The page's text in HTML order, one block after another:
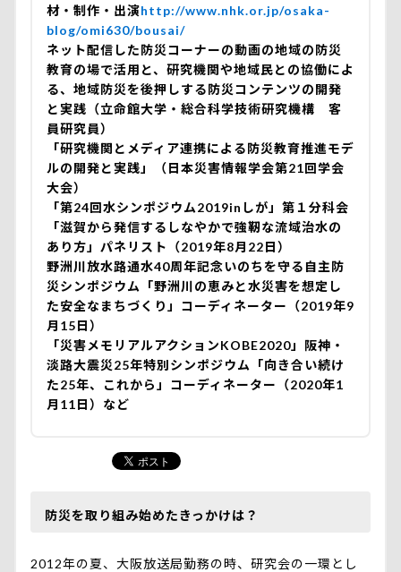
材・制作・出演http://www.nhk.or.jp/osaka-
blog/omi630/bousai/
ネット配信した防災コーナーの動画の地域の防災
教育の場で活用と、研究機関や地域民との協働によ
る、地域防災を後押しする防災コンテンツの開発
と実践（立命館大学・総合科学技術研究機構 客
員研究員）
「研究機関とメディア連携による防災教育推進モデ
ルの開発と実践」（日本災害情報学会第21回学会
大会）
「第24回水シンポジウム2019inしが」第１分科会
「滋賀から発信するしなやかで強靭な流域治水の
あり方」パネリスト（2019年8月22日）
野洲川放水路通水40周年記念いのちを守る自主防
災シンポジウム「野洲川の恵みと水災害を想定し
た安全なまちづくり」コーディネーター（2019年9
月15日）
「災害メモリアルアクションKOBE2020」阪神・
淡路大震災25年特別シンポジウム「向き合い続け
た25年、これから」コーディネーター（2020年1
月11日）など
防災を取り組み始めたきっかけは？
2012年の夏、大阪放送局勤務の時、研究会の一環とし